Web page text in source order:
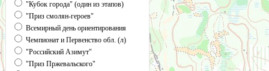
"Кубок города" (один из этапов)
"Приз смолян-героев"
Всемирный день ориентирования
Чемпионат и Первенство обл. (л)
"Российский Азимут"
"Приз Пржевальского"